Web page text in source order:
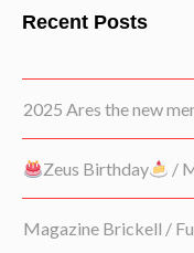
Recent Posts
2025 Ares the new
Zeus Birthday /
Magazine Brickell /